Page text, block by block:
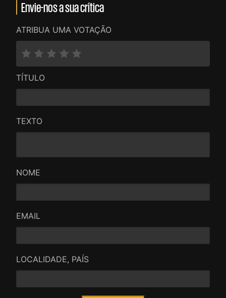
Envie-nos a sua crítica
ATRIBUA UMA VOTAÇÃO
TÍTULO
TEXTO
NOME
EMAIL
LOCALIDADE, PAÍS